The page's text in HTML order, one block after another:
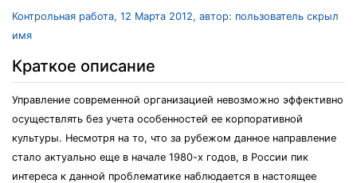
Контрольная работа, 12 Марта 2012, автор: пользователь скрыл
имя
Краткое описание
Управление современной организацией невозможно эффективно
осуществлять без учета особенностей ее корпоративной
культуры. Несмотря на то, что за рубежом данное направление
стало актуально еще в начале 1980-х годов, в России пик
интереса к данной проблематике наблюдается в настоящее